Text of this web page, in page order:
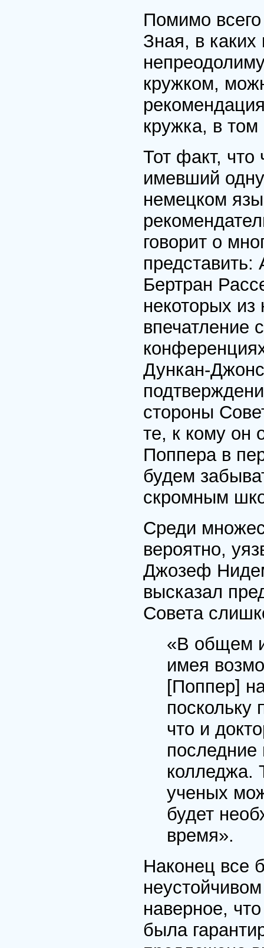
Помимо
Зная, в
кружком,
кружка, в
Тот факт, что
имевший
немецком
говорит о
Бертран
некоторых
впечатление
Дункан-
стороны
те, к кому он
Поппера в
будем
скромным
Среди
вероятно,
Джозеф
высказал
Совета
«В общем
имея
[Поппер]
поскольку
что и
последние
колледжа.
ученых
будет
время».
Наконец все
наверное,
была